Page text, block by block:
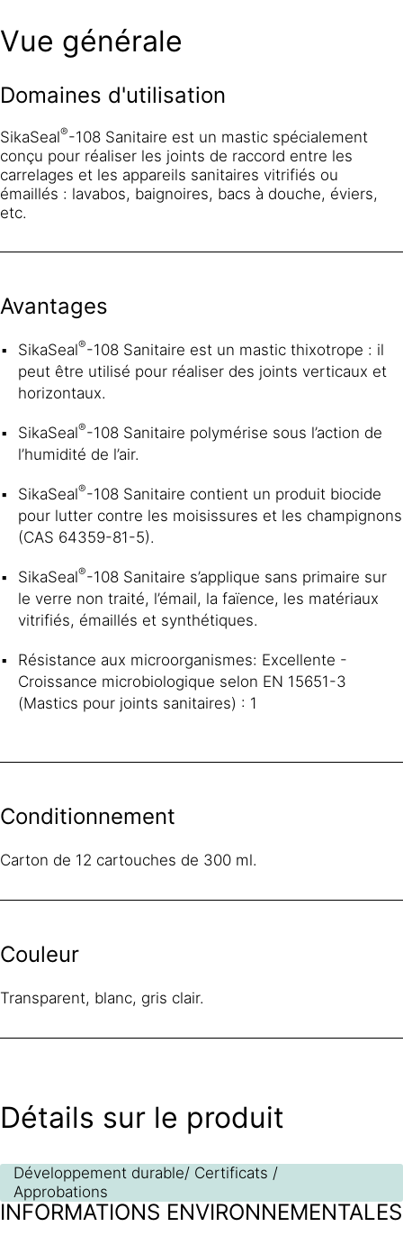
Vue générale
Domaines d'utilisation
SikaSeal®-108 Sanitaire est un mastic spécialement
conçu pour réaliser les joints de raccord entre les
carrelages et les appareils sanitaires vitrifiés ou
émaillés : lavabos, baignoires, bacs à douche, éviers,
etc.
Avantages
SikaSeal®-108 Sanitaire est un mastic thixotrope : il
peut être utilisé pour réaliser des joints verticaux et
horizontaux.
SikaSeal®-108 Sanitaire polymérise sous l’action de
l’humidité de l’air.
SikaSeal®-108 Sanitaire contient un produit biocide
pour lutter contre les moisissures et les champignons
(CAS 64359-81-5).
SikaSeal®-108 Sanitaire s’applique sans primaire sur
le verre non traité, l’émail, la faïence, les matériaux
vitrifiés, émaillés et synthétiques.
Résistance aux microorganismes: Excellente -
Croissance microbiologique selon EN 15651-3
(Mastics pour joints sanitaires) : 1
Conditionnement
Carton de 12 cartouches de 300 ml.
Couleur
Transparent, blanc, gris clair.
Détails sur le produit
Développement durable/ Certificats /
Approbations
INFORMATIONS ENVIRONNEMENTALES